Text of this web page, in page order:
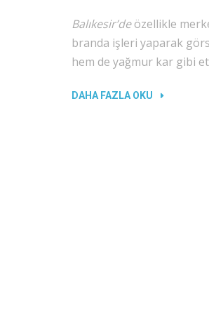
Balıkesir’deözellikle
branda işleri yaparak
hem de yağmur kar gibi
DAHA FAZLA OKU “BALIKESIR